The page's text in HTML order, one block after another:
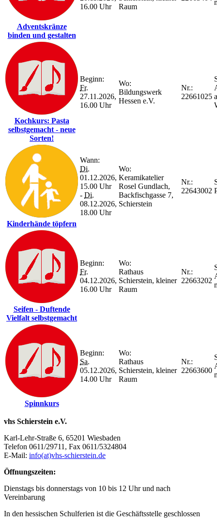
Adventskränze
binden und gestalten
16.00 Uhr
Raum
Kochkurs: Pasta
selbstgemacht - neue
Sorten!
Beginn:
Fr.
27.11.2026,
16.00 Uhr
Wo:
Bildungswerk
Hessen e.V.
Nr.:
22661025
Kinderhände töpfern
Wann:
Di.
01.12.2026,
15.00 Uhr
- Di.
08.12.2026,
18.00 Uhr
Wo:
Keramikatelier
Rosel Gundlach,
Backfischgasse 7,
Schierstein
Nr.:
22643002
Seifen - Duftende
Vielfalt selbstgemacht
Beginn:
Fr.
04.12.2026,
16.00 Uhr
Wo:
Rathaus
Schierstein, kleiner
Raum
Nr.:
22663202
Spinnkurs
Beginn:
Sa.
05.12.2026,
14.00 Uhr
Wo:
Rathaus
Schierstein, kleiner
Raum
Nr.:
22663600
vhs Schierstein e.V.
Karl-Lehr-Straße 6, 65201 Wiesbaden
Telefon 0611/29711, Fax 0611/5324804
E-Mail: info(at)vhs-schierstein.de
Öffnungszeiten:
Dienstags bis donnerstags von 10 bis 12 Uhr und nach
Vereinbarung
In den hessischen Schulferien ist die Geschäftsstelle geschlossen